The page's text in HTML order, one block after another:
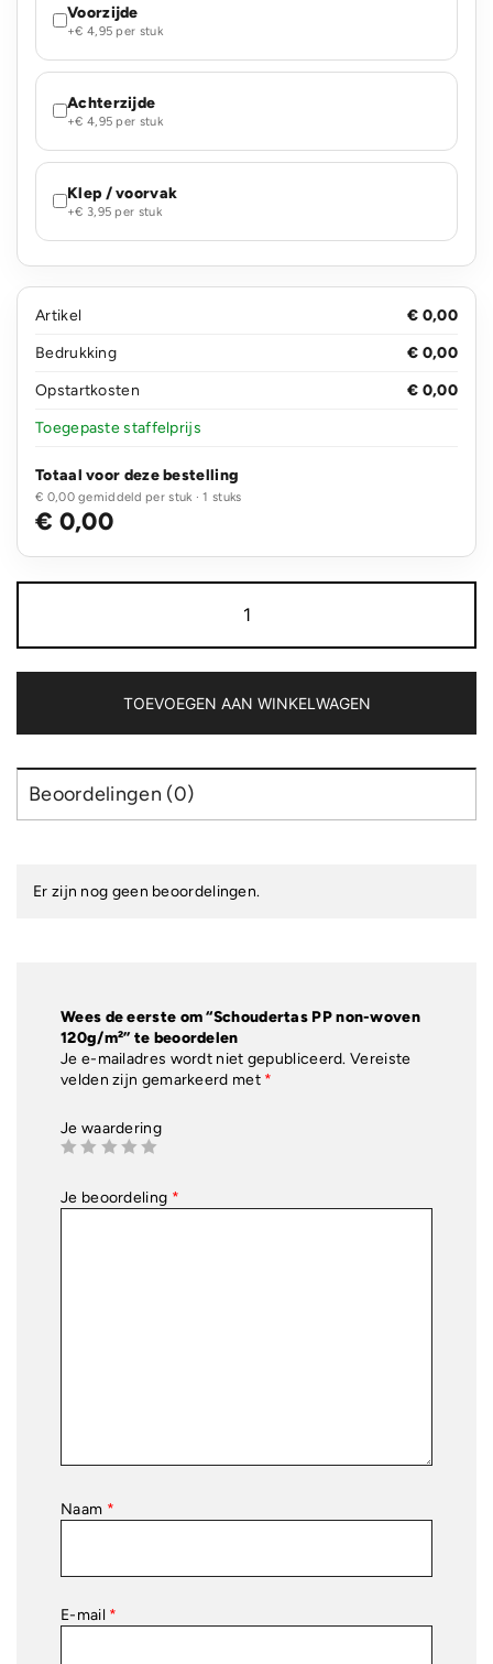
Voorzijde
+€ 4,95 per stuk
Achterzijde
+€ 4,95 per stuk
Klep / voorvak
+€ 3,95 per stuk
Artikel
€ 0,00
Bedrukking
€ 0,00
Opstartkosten
€ 0,00
Toegepaste staffelprijs
Totaal voor deze bestelling
€ 0,00 gemiddeld per stuk · 1 stuks
€ 0,00
PP
120g/m²
aantal
TOEVOEGEN AAN WINKELWAGEN
Beoordelingen (0)
Er zijn nog geen beoordelingen.
Wees de eerste om “Schoudertas PP non-woven
120g/m²” te beoordelen
Je e-mailadres wordt niet gepubliceerd. Vereiste
velden zijn gemarkeerd met *
Je waardering
Je beoordeling *
Naam *
E-mail *